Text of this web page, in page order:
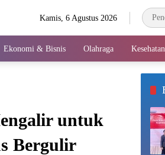
Kamis, 6 Agustus 2026
Ekonomi & Bisnis Olahraga Kesehatan
untuk
Bergulir